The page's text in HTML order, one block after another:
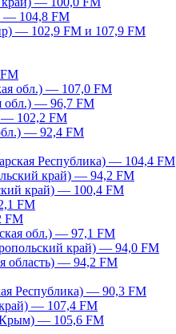
— 104,8 FM
— 102,9 FM и 107,9 FM
обл.) — 107,0 FM
обл.) — 96,7 FM
— 102,2 FM
— 92,4 FM
Республика) — 104,4 FM
край) — 94,2 FM
край) — 100,4 FM
FM
FM
обл.) — 97,1 FM
край) — 94,0 FM
область) — 94,2 FM
Республика) — 90,3 FM
— 107,4 FM
— 105,6 FM